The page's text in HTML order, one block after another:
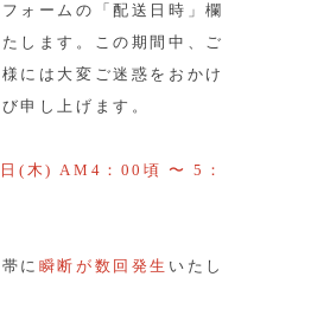
ォームの「配送日時」欄
します。この期間中、ご
には大変ご迷惑をおかけ
申し上げます。
(木) AM4：00頃 〜 5：
に 瞬断が数回発生 いたし